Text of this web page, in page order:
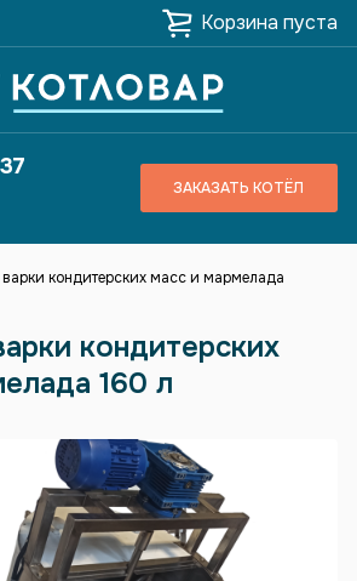
Корзина пуста
ЗАКАЗАТЬ КОТЁЛ
кондитерских масс и мармелада
кондитерских
160 л